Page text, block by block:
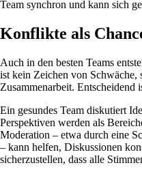
Team synchron und kann sich
Konflikte als
Auch in den besten Teams
ist kein Zeichen von Schwäche,
Zusammenarbeit.
Ein gesundes Team diskutiert
Perspektiven werden als
Moderation – etwa durch eine
– kann helfen, Diskussionen
sicherzustellen, dass alle